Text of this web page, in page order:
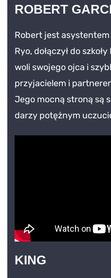
ROBERT
Robert jest
Ryo, dołączył do
woli swojego ojca i
przyjacielem i
Jego mocną stroną są
darzy potężnym
KING